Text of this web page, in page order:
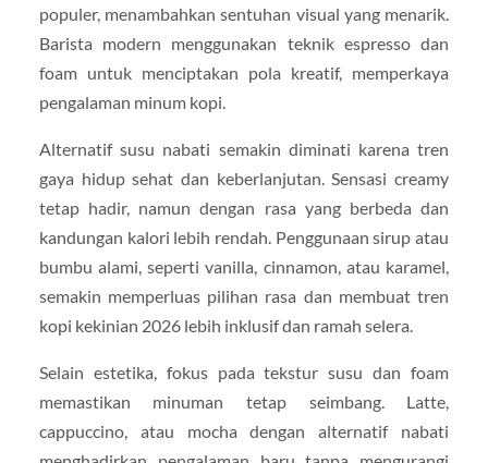
populer, menambahkan sentuhan visual yang menarik.
Barista modern menggunakan teknik espresso dan
foam untuk menciptakan pola kreatif, memperkaya
pengalaman minum kopi.
Alternatif susu nabati semakin diminati karena tren
gaya hidup sehat dan keberlanjutan. Sensasi creamy
tetap hadir, namun dengan rasa yang berbeda dan
kandungan kalori lebih rendah. Penggunaan sirup atau
bumbu alami, seperti vanilla, cinnamon, atau karamel,
semakin memperluas pilihan rasa dan membuat tren
kopi kekinian 2026 lebih inklusif dan ramah selera.
Selain estetika, fokus pada tekstur susu dan foam
memastikan minuman tetap seimbang. Latte,
cappuccino, atau mocha dengan alternatif nabati